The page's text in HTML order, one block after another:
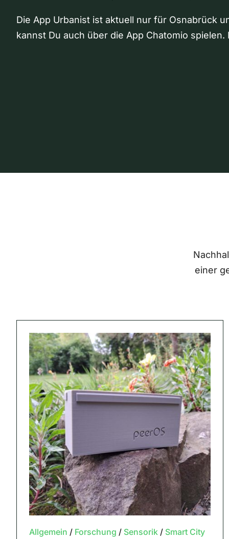
Die App Urbanist ist aktuell nur für Osnabrück
kannst Du auch über die App Chatomio
einer
Allgemein / Forschung / Sensorik/ Smart City